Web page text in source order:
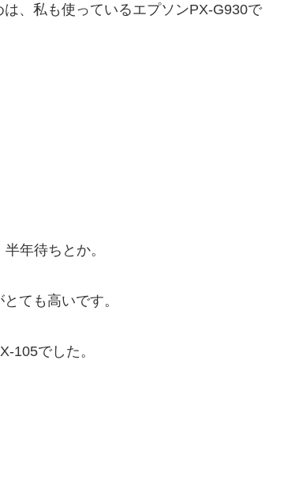
、私も使っているエプソンPX-G930で
年待ちとか。
ても高いです。
105でした。